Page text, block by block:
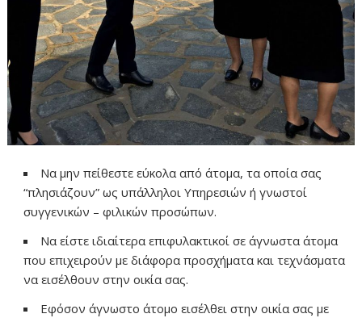
Να μην πείθεστε εύκολα από άτομα, τα οποία σας
“πλησιάζουν” ως υπάλληλοι Υπηρεσιών ή γνωστοί
συγγενικών – φιλικών προσώπων.
Να είστε ιδιαίτερα επιφυλακτικοί σε άγνωστα άτομα
που επιχειρούν με διάφορα προσχήματα και τεχνάσματα
να εισέλθουν στην οικία σας.
Εφόσον άγνωστο άτομο εισέλθει στην οικία σας με